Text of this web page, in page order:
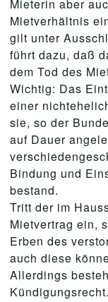
Mieterin aber
Mietverhältnis
gilt unter
führt dazu, daß
dem Tod des
Wichtig: Das
einer
sie, so der
auf Dauer
Bindung und
bestand.
Tritt der im
Mietvertrag ein,
Erben des
auch diese
Allerdings